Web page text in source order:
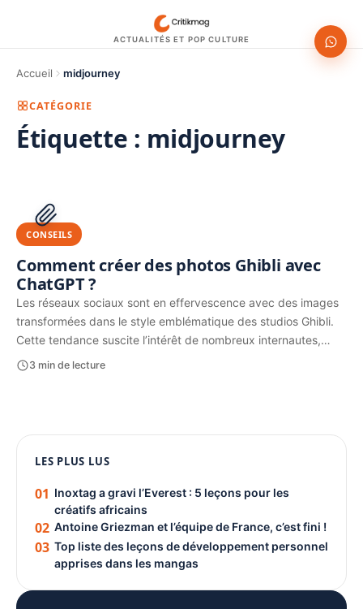
ACTUALITÉS ET POP CULTURE
Accueil midjourney
CATÉGORIE
Étiquette : midjourney
PUBLICITÉ
CONSEILS
Comment créer des photos Ghibli avec
ChatGPT ?
Les réseaux sociaux sont en effervescence avec des images
transformées dans le style emblématique des studios Ghibli.
Cette tendance suscite l’intérêt de nombreux internautes,…
3 min de lecture
PUBLICITÉ
LES PLUS LUS
01 Inoxtag a gravi l’Everest : 5 leçons pour les
créatifs africains
02 Antoine Griezman et l’équipe de France, c’est fini !
03 Top liste des leçons de développement personnel
apprises dans les mangas